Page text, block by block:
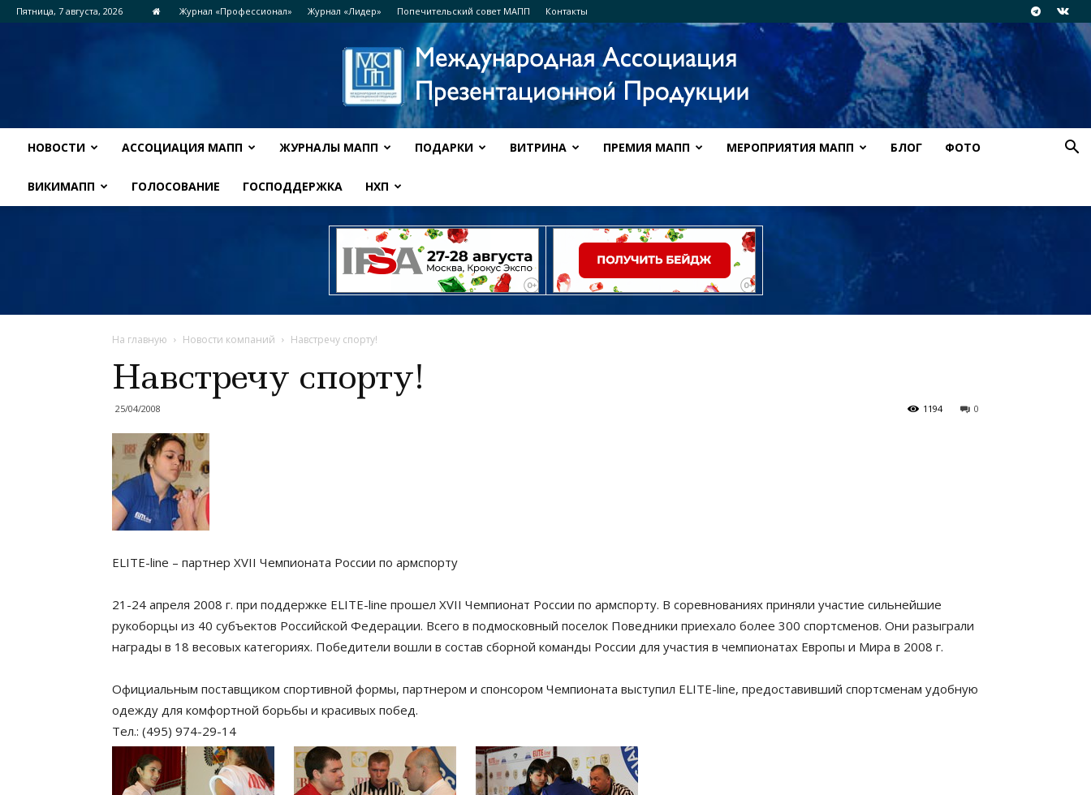
Пятница, 7 августа, 2026 Журнал «Профессионал» Журнал «Лидер» Попечительский совет МАПП Контакты
НОВОСТИ АССОЦИАЦИЯ МАПП ЖУРНАЛЫ МАПП ПОДАРКИ ВИТРИНА ПРЕМИЯ МАПП МЕРОПРИЯТИЯ МАПП БЛОГ ФОТО
ВИКИМАПП ГОЛОСОВАНИЕ ГОСПОДДЕРЖКА НХП
На главную Новости компаний Навстречу спорту!
Навстречу спорту!
25/04/2008 0
1194
ELITE-line – партнер XVII Чемпионата России по армспорту
21-24 апреля 2008 г. при поддержке ELITE-line прошел XVII Чемпионат России по армспорту. В соревнованиях приняли участие сильнейшие
рукоборцы из 40 субъектов Российской Федерации. Всего в подмосковный поселок Поведники приехало более 300 спортсменов. Они разыграли
награды в 18 весовых категориях. Победители вошли в состав сборной команды России для участия в чемпионатах Европы и Мира в 2008 г.
Официальным поставщиком спортивной формы, партнером и спонсором Чемпионата выступил ELITE-line, предоставивший спортсменам удобную
одежду для комфортной борьбы и красивых побед.
Тел.: (495) 974-29-14